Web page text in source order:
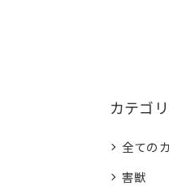
カテゴ
全ての
害獣